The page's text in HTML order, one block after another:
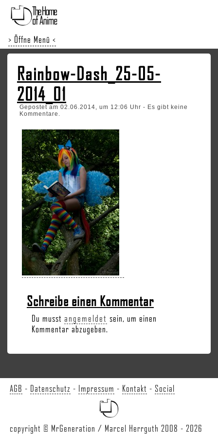
> Öffne Menü <
Rainbow-Dash_25-05-
2014_01
Gepostet am 02.06.2014, um 12:06 Uhr - Es gibt keine
Kommentare.
Schreibe einen Kommentar
Du musst angemeldet sein, um einen
Kommentar abzugeben.
AGB - Datenschutz - Impressum - Kontakt - Social
copyright © MrGeneration / Marcel Herrguth 2008 - 2026